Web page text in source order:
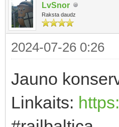
LvSnor
Raksta daudz
2024-07-26 0:26
Jauno
Linkaits: